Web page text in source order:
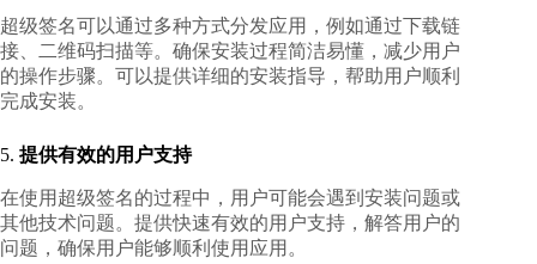
超级签名可以通过多种方式分发应用，例如通过下载链
接、二维码扫描等。确保安装过程简洁易懂，减少用户
的操作步骤。可以提供详细的安装指导，帮助用户顺利
完成安装。
5. 提供有效的用户支持
在使用超级签名的过程中，用户可能会遇到安装问题或
其他技术问题。提供快速有效的用户支持，解答用户的
问题，确保用户能够顺利使用应用。